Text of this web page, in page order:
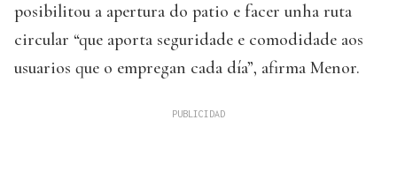
posibilitou a apertura do patio e facer unha ruta
circular “que aporta seguridade e comodidade aos
usuarios que o empregan cada día”, afirma Menor.